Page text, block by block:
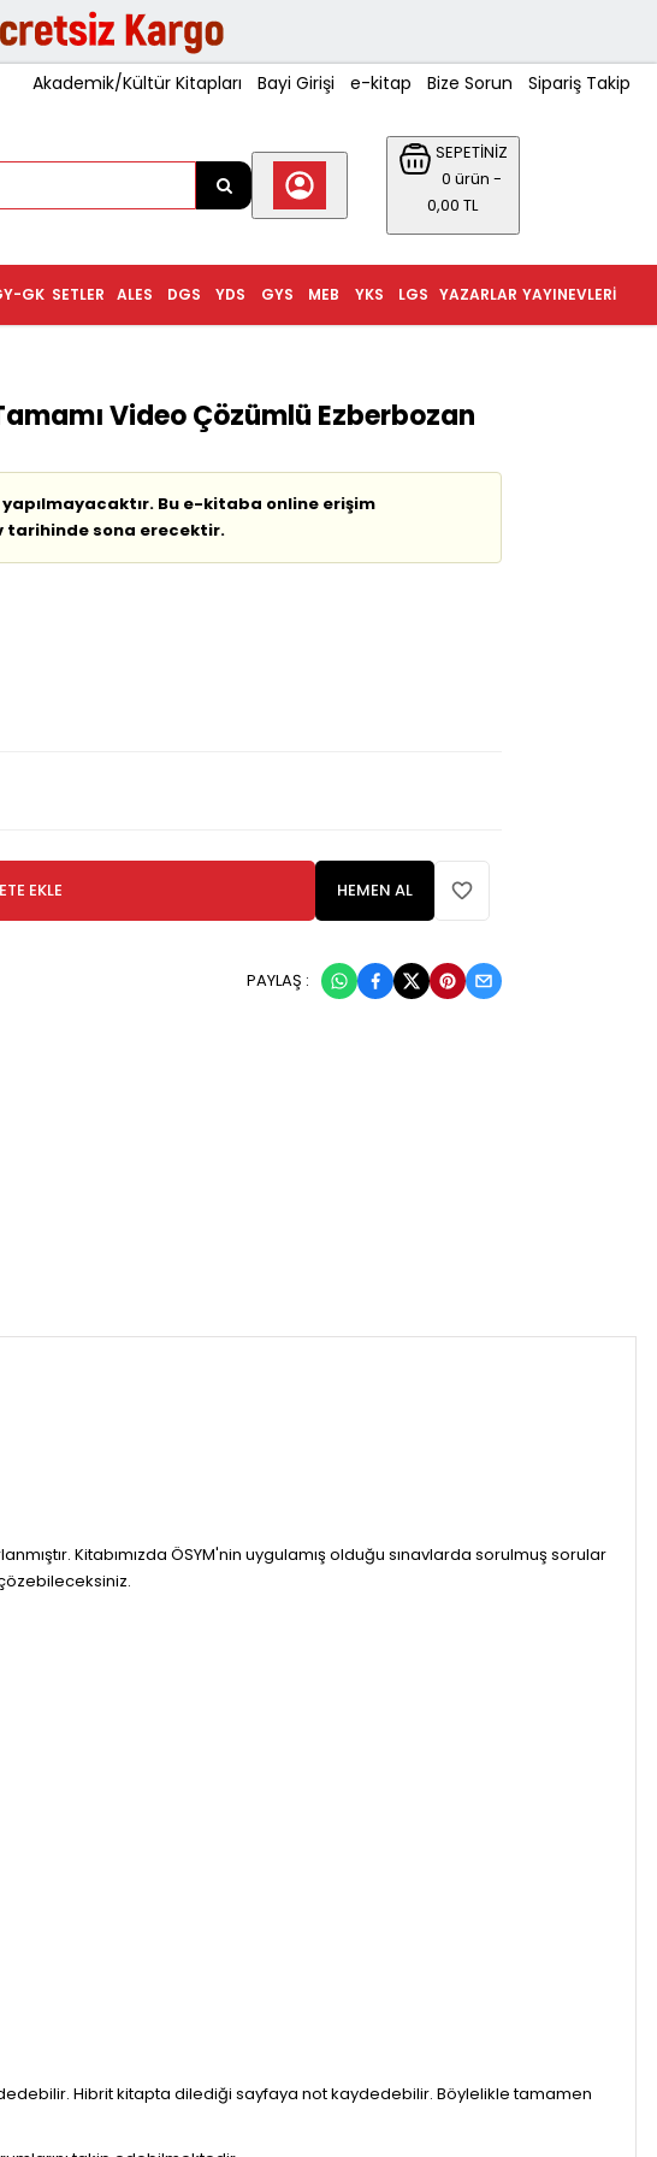
Akademik/Kültür Kitapları Bayi Girişi e-kitap Bize Sorun Sipariş Takip
SEPETİNİZ
0 ürün -
0,00 TL
YAYINEVLERI
YAZARLAR
LGS
YKS
MEB
GYS
YDS
DGS
ALES
SETLER
GK
Video Çözümlü Ezberbozan
Bu e-kitaba online erişim
tarihinde sona erecektir.
EKLE HEMEN AL
PAYLAŞ :
Kitabımızda ÖSYM'nin uygulamış olduğu sınavlarda sorulmuş sorular
Hibrit kitapta dilediği sayfaya not kaydedebilir. Böylelikle tamamen